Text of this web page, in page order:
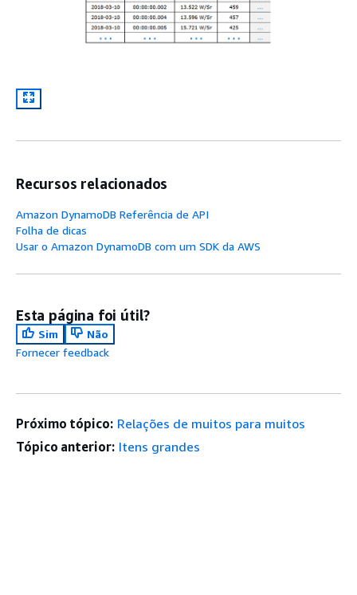
Recursos relacionados
Amazon DynamoDB Referência de API
Folha de dicas
Usar o Amazon DynamoDB com um SDK da AWS
Esta página foi útil?
Sim
Não
Fornecer feedback
Próximo tópico: Relações de muitos para muitos
Tópico anterior: Itens grandes